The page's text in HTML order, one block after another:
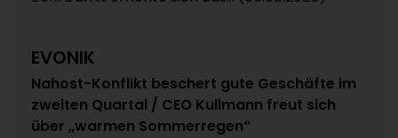
EVONIK
Nahost-Konflikt beschert gute Geschäfte im
zweiten Quartal / CEO Kullmann freut sich
über „warmen Sommerregen“